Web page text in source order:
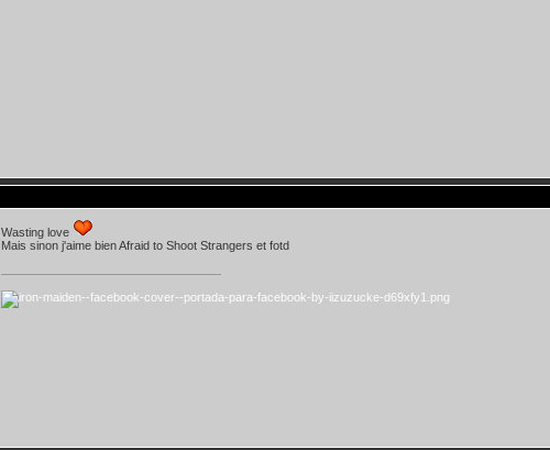
Wasting love
Mais sinon j'aime bien Afraid to Shoot Strangers et fotd